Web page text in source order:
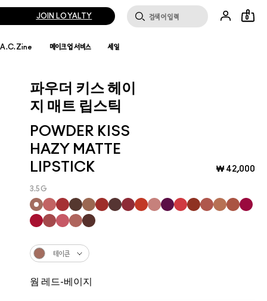
JOIN LOYALTY 0
메이크업 서비스 세일
파우더 키스 헤이
지 매트 립스틱
POWDER KISS
HAZY MATTE
LIPSTICK
₩ 42,000
3.5G
테이큰
웜 레드-베이지